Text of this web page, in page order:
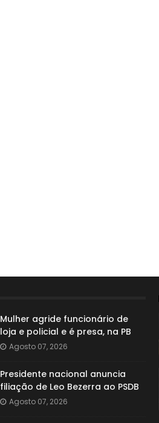
Mulher agride funcionário de
loja e policial e é presa, na PB
Agosto 07, 2026
Presidente nacional anuncia
filiação de Leo Bezerra ao PSDB
Agosto 07, 2026